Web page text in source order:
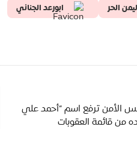
الحر
ابورعد الجناني
الأمن ترفع اسم “أحمد علي
من قائمة العقوبات